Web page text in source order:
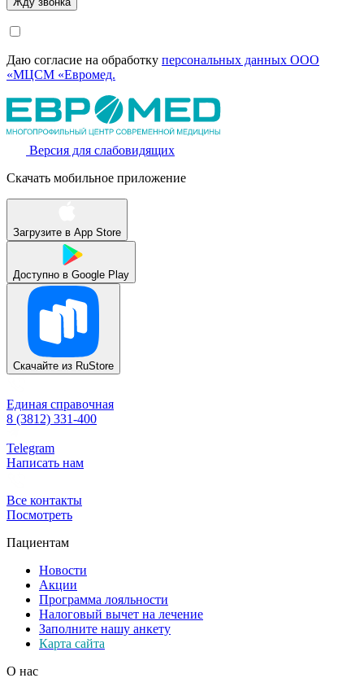
Даю согласие на обработку персональных данных ООО
«МЦСМ «Евромед.
Версия для слабовидящих
Скачать мобильное приложение
Загрузите в App Store
Доступно в Google Play
Скачайте из RuStore
Единая справочная
8 (3812) 331-400
Telegram
Написать нам
Все контакты
Посмотреть
Пациентам
Новости
Акции
Программа лояльности
Налоговый вычет на лечение
Заполните нашу анкету
Карта сайта
О нас